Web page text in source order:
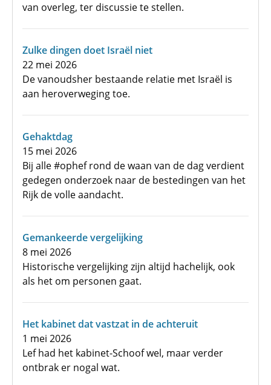
van overleg, ter discussie te stellen.
Zulke dingen doet Israël niet
22 mei 2026
De vanoudsher bestaande relatie met Israël is
aan heroverweging toe.
Gehaktdag
15 mei 2026
Bij alle #ophef rond de waan van de dag verdient
gedegen onderzoek naar de bestedingen van het
Rijk de volle aandacht.
Gemankeerde vergelijking
8 mei 2026
Historische vergelijking zijn altijd hachelijk, ook
als het om personen gaat.
Het kabinet dat vastzat in de achteruit
1 mei 2026
Lef had het kabinet-Schoof wel, maar verder
ontbrak er nogal wat.